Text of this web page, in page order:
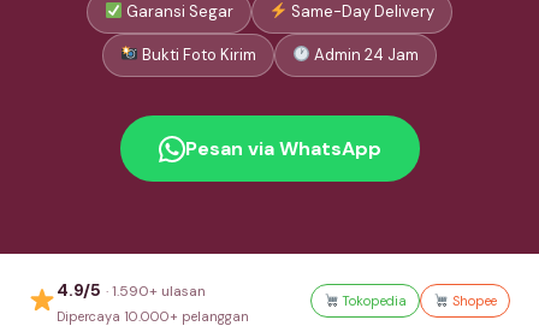
Garansi Segar Same-Day Delivery
Bukti Foto Kirim Admin 24 Jam
Pesan via WhatsApp
4.9/5 · 1.590+ ulasan
Dipercaya 10.000+ pelanggan
Tokopedia Shopee